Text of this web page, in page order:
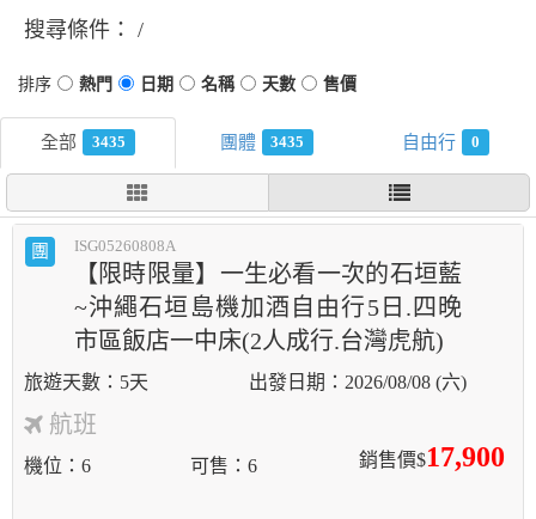
搜尋條件：
3435 3435 0
團 ISG05260808A
【限時限量】一生必看一次的石垣藍
~沖繩石垣島機加酒自由行5日.四晚
市區飯店一中床(2人成行.台灣虎航)
5天 2026/08/08 (六)
航班
銷售價$17,900
機位 6 可售 6